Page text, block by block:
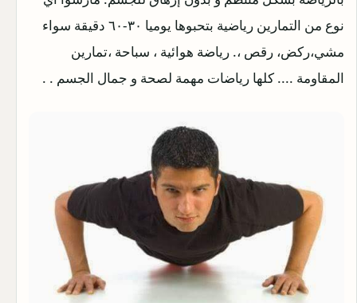
نوع من التمارين رياضية بتحبوها يوميا ٣٠-٦٠ دقيقة سواء
مشي،ركض، رقص ،. رياضة هوائية ، سباحة ،تمارين
المقاومة .... كلها رياضات مهمة لصحة و جمال الجسم . .